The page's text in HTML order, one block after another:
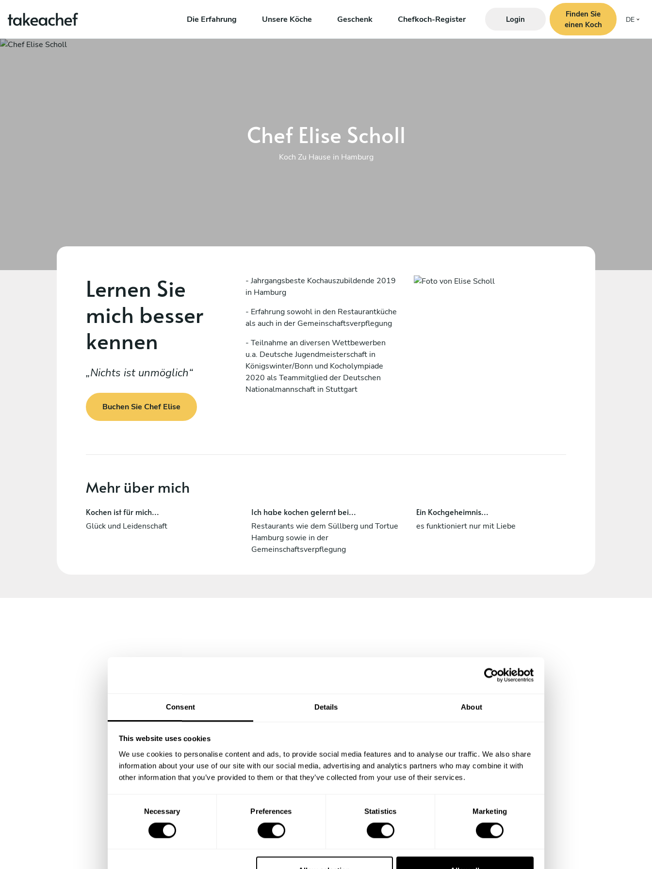
Consent Details About
This website uses cookies
We use cookies to personalise content and ads, to provide social media features and to analyse our traffic. We also share
information about your use of our site with our social media, advertising and analytics partners who may combine it with
other information that you’ve provided to them or that they’ve collected from your use of their services.
Necessary Preferences Statistics Marketing
Die Erfahrung Unsere Köche Geschenk Chefkoch-Register Login
Finden Sie
einen Koch
DE
Chef Elise Scholl
Koch Zu Hause in Hamburg
Lernen Sie
mich besser
kennen
Nichts ist unmöglich
Buchen Sie Chef Elise
- Jahrgangsbeste Kochauszubildende 2019
in Hamburg
- Erfahrung sowohl in den Restaurantküche
als auch in der Gemeinschaftsverpflegung
- Teilnahme an diversen Wettbewerben
u.a. Deutsche Jugendmeisterschaft in
Königswinter/Bonn und Kocholympiade
2020 als Teammitglied der Deutschen
Nationalmannschaft in Stuttgart
Mehr über mich
Kochen ist für mich...
Glück und Leidenschaft
Ich habe kochen gelernt bei...
Restaurants wie dem Süllberg und Tortue
Hamburg sowie in der
Gemeinschaftsverpflegung
Ein Kochgeheimnis...
es funktioniert nur mit Liebe